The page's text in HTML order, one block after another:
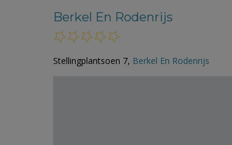
Berkel En Rodenrijs
Stellingplantsoen 7, Berkel En Rodenrijs